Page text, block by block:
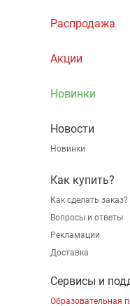
Распродажа
Акции
Новинки
Новости
Новинки
Как купить?
Как сделать заказ?
Вопросы и ответы
Рекламации
Доставка
Сервисы и
Образовательная